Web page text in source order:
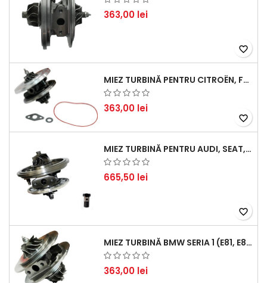
363,00 lei
favorite_border
MIEZ TURBINĂ PENTRU CITROËN, FORD, MAZDA, MINI, PEUGEOT ȘI VOLVO - MOTORIZĂRI 1.6 HDI ȘI 1.6 D
363,00 lei
favorite_border
MIEZ TURBINĂ PENTRU AUDI, SEAT, SKODA ȘI VOLKSWAGEN - MOTORIZĂRI 2.0 TDI 103KW 140CP
665,50 lei
favorite_border
MIEZ TURBINĂ BMW SERIA 1 (E81, E87) 120 D - CREȘTEȚI PERFORMANȚA ȘI RĂSPUNSUL MOTORULUI
363,00 lei